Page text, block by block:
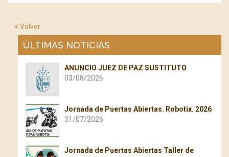
Volver
ÚLTIMAS NOTICIAS
ANUNCIO JUEZ DE PAZ SUSTITUTO
03/08/2026
Jornada de Puertas Abiertas. Robotix. 2026
31/07/2026
Jornada de Puertas Abiertas Taller de